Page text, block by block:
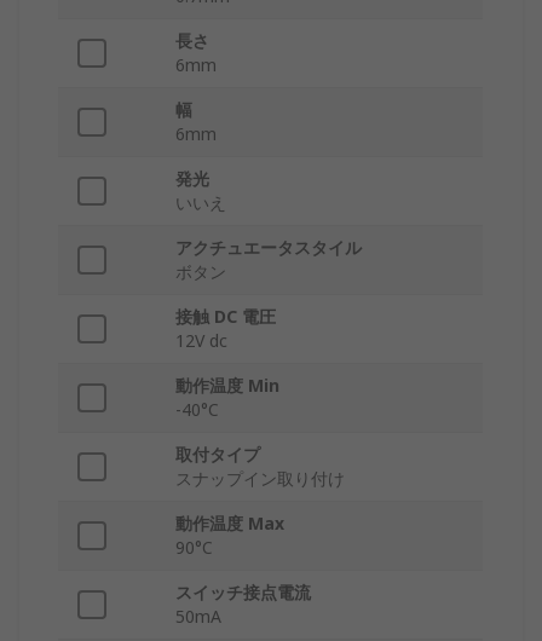
長さ
6mm
幅
6mm
発光
いいえ
アクチュエータスタイル
ボタン
接触 DC 電圧
12V dc
動作温度 Min
-40°C
取付タイプ
スナップイン取り付け
動作温度 Max
90°C
スイッチ接点電流
50mA